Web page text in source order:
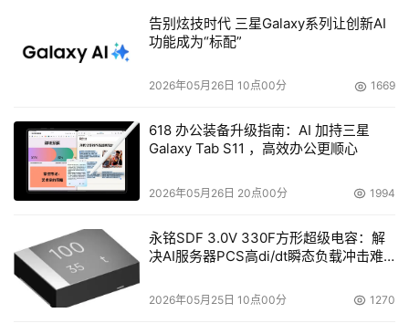
告别炫技时代 三星Galaxy系列让创新AI
功能成为“标配”
2026年05月26日 10点00分 1669
618 办公装备升级指南：AI 加持三星
Galaxy Tab S11 ，高效办公更顺心
2026年05月26日 20点00分 1994
永铭SDF 3.0V 330F方形超级电容：解
决AI服务器PCS高di/dt瞬态负载冲击难
2026年05月25日 10点00分 1270